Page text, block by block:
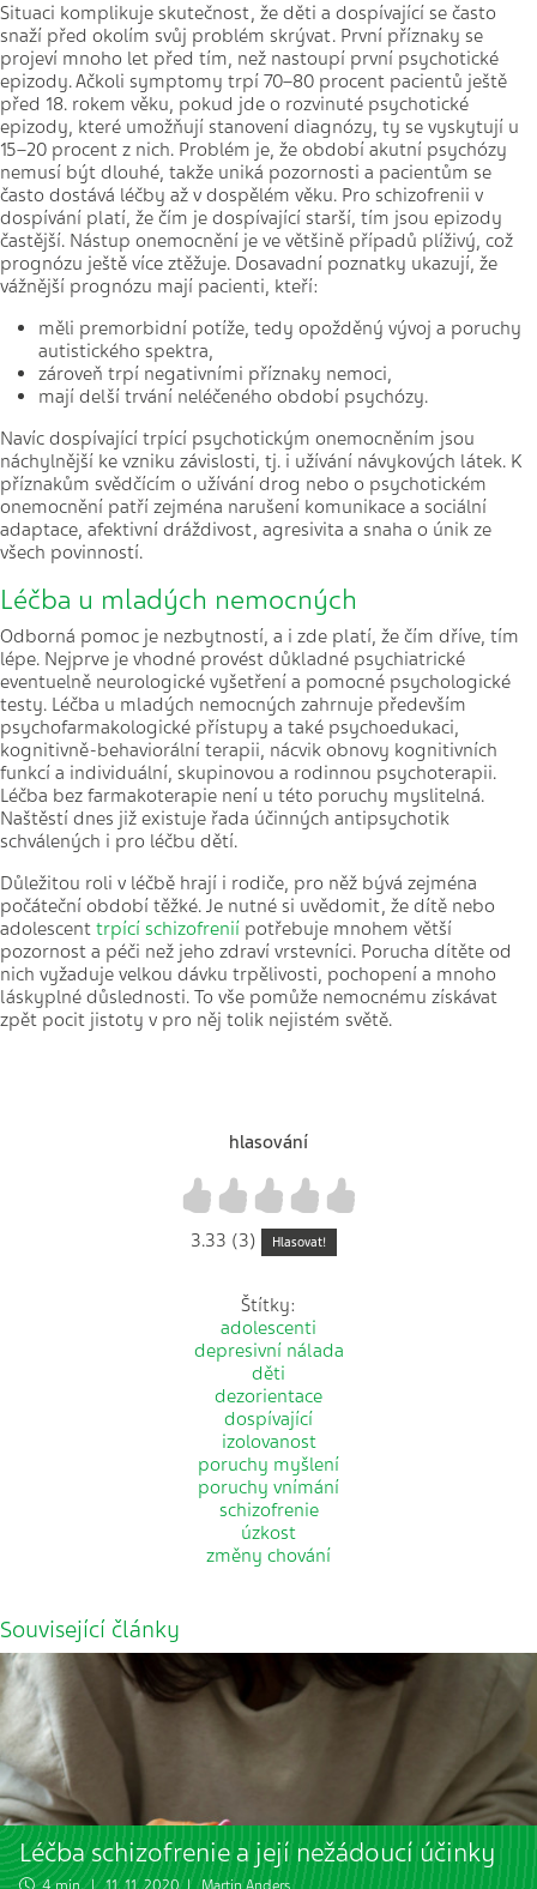
Situaci komplikuje skutečnost, že děti a dospívající se často
snaží před okolím svůj problém skrývat. První příznaky se
projeví mnoho let před tím, než nastoupí první psychotické
epizody. Ačkoli symptomy trpí 70–80 procent pacientů ještě
před 18. rokem věku, pokud jde o rozvinuté psychotické
epizody, které umožňují stanovení diagnózy, ty se vyskytují u
15–20 procent z nich. Problém je, že období akutní psychózy
nemusí být dlouhé, takže uniká pozornosti a pacientům se
často dostává léčby až v dospělém věku. Pro schizofrenii v
dospívání platí, že čím je dospívající starší, tím jsou epizody
častější. Nástup onemocnění je ve většině případů plíživý, což
prognózu ještě více ztěžuje. Dosavadní poznatky ukazují, že
vážnější prognózu mají pacienti, kteří:
měli premorbidní potíže, tedy opožděný vývoj a poruchy
autistického spektra,
zároveň trpí negativními příznaky nemoci,
mají delší trvání neléčeného období psychózy.
Navíc dospívající trpící psychotickým onemocněním jsou
náchylnější ke vzniku závislosti, tj. i užívání návykových látek. K
příznakům svědčícím o užívání drog nebo o psychotickém
onemocnění patří zejména narušení komunikace a sociální
adaptace, afektivní dráždivost, agresivita a snaha o únik ze
všech povinností.
Léčba u mladých nemocných
Odborná pomoc je nezbytností, a i zde platí, že čím dříve, tím
lépe. Nejprve je vhodné provést důkladné psychiatrické
eventuelně neurologické vyšetření a pomocné psychologické
testy. Léčba u mladých nemocných zahrnuje především
psychofarmakologické přístupy a také psychoedukaci,
kognitivně-behaviorální terapii, nácvik obnovy kognitivních
funkcí a individuální, skupinovou a rodinnou psychoterapii.
Léčba bez farmakoterapie není u této poruchy myslitelná.
Naštěstí dnes již existuje řada účinných antipsychotik
schválených i pro léčbu dětí.
Důležitou roli v léčbě hrají i rodiče, pro něž bývá zejména
počáteční období těžké. Je nutné si uvědomit, že dítě nebo
adolescent trpící schizofrenií potřebuje mnohem větší
pozornost a péči než jeho zdraví vrstevníci. Porucha dítěte od
nich vyžaduje velkou dávku trpělivosti, pochopení a mnoho
láskyplné důslednosti. To vše pomůže nemocnému získávat
zpět pocit jistoty v pro něj tolik nejistém světě.
hlasování
4
3
2
1
3.33 (3) Hlasovat!
Štítky:
adolescenti
depresivní nálada
děti
dezorientace
dospívající
izolovanost
poruchy myšlení
poruchy vnímání
schizofrenie
úzkost
změny chování
Související články
Léčba schizofrenie a její nežádoucí účinky